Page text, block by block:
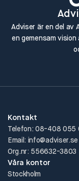
Adviser är en del av
en gemensam
Kontakt
Telefon: 08-408 055
Email: info@adviser.se
Org.nr: 556632-3803
Våra kontor
Stockholm